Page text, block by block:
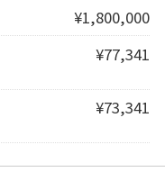
¥1,800,000
¥77,341
¥73,341